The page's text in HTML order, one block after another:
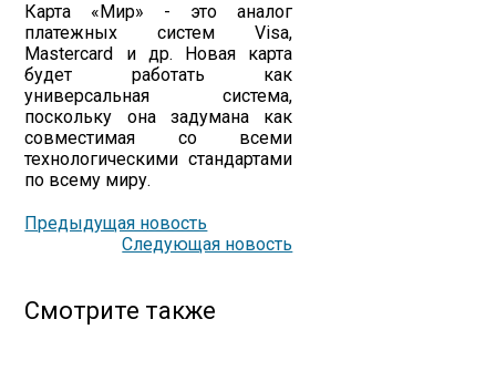
Карта «Мир» - это аналог
платежных систем Visa,
Mastercard и др. Новая карта
будет работать как
универсальная система,
поскольку она задумана как
совместимая со всеми
технологическими стандартами
по всему миру.
Предыдущая новость
Следующая новость
Смотрите также